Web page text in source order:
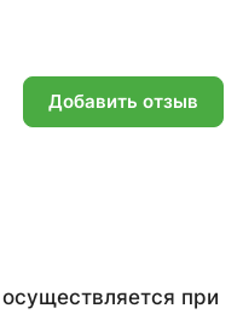
Добавить отзыв
при